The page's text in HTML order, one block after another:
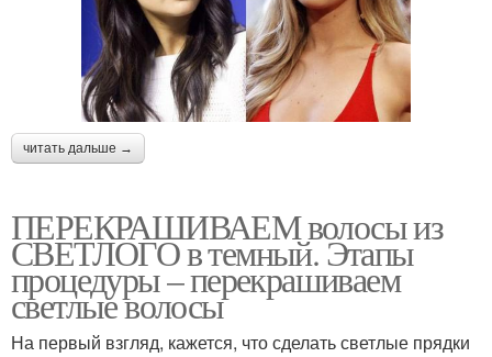
читать дальше →
ПЕРЕКРАШИВАЕМ волосы из
СВЕТЛОГО в темный. Этапы
процедуры – перекрашиваем
светлые волосы
На первый взгляд, кажется, что сделать светлые прядки